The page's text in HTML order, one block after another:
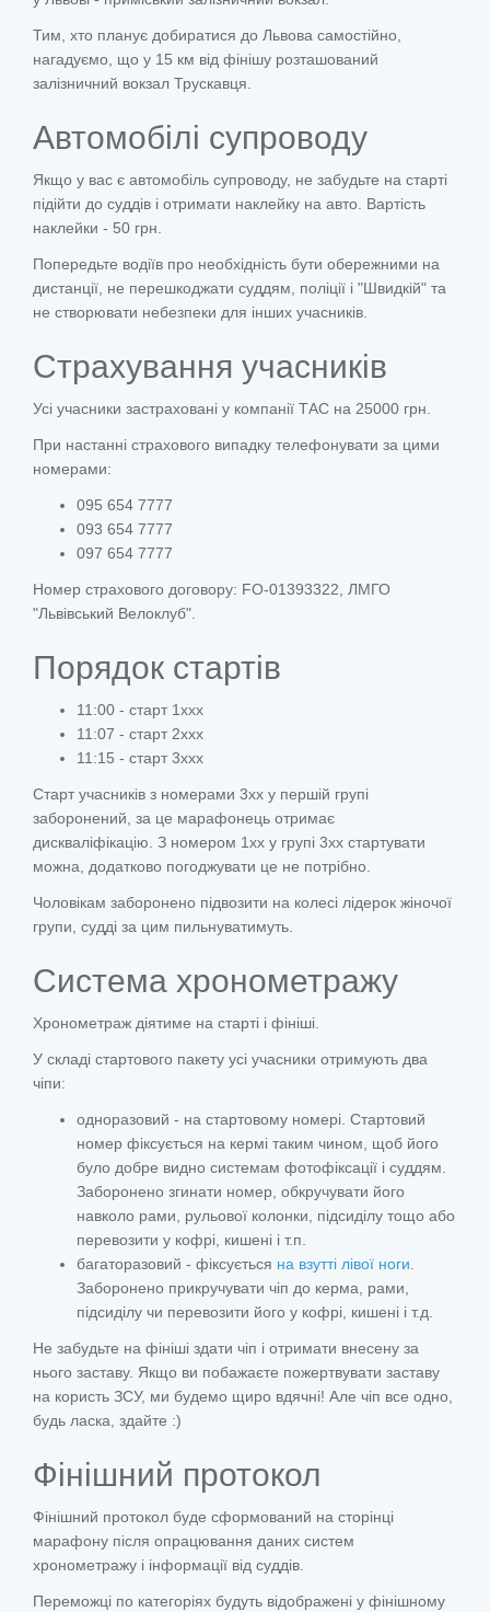
Тим, хто планує добиратися до Львова самостійно,
нагадуємо, що у 15 км від фінішу розташований
залізничний вокзал Трускавця.
Автомобілі супроводу
Якщо у вас є автомобіль супроводу, не забудьте на старті
підійти до суддів і отримати наклейку на авто. Вартість
наклейки - 50 грн.
Попередьте водіїв про необхідність бути обережними на
дистанції, не перешкоджати суддям, поліції і "Швидкій" та
не створювати небезпеки для інших учасників.
Страхування учасників
Усі учасники застраховані у компанії ТАС на 25000 грн.
При настанні страхового випадку телефонувати за цими
номерами:
095 654 7777
093 654 7777
097 654 7777
Номер страхового договору: FO-01393322, ЛМГО
"Львівський Велоклуб".
Порядок стартів
11:00 - старт 1ххх
11:07 - старт 2ххх
11:15 - старт 3ххх
Старт учасників з номерами 3хх у першій групі
заборонений, за це марафонець отримає
дискваліфікацію. З номером 1хх у групі 3хх стартувати
можна, додатково погоджувати це не потрібно.
Чоловікам заборонено підвозити на колесі лідерок жіночої
групи, судді за цим пильнуватимуть.
Система хронометражу
Хронометраж діятиме на старті і фініші.
У складі стартового пакету усі учасники отримують два
чіпи:
одноразовий - на стартовому номері. Стартовий
номер фіксується на кермі таким чином, щоб його
було добре видно системам фотофіксації і суддям.
Заборонено згинати номер, обкручувати його
навколо рами, рульової колонки, підсиділу тощо або
перевозити у кофрі, кишені і т.п.
багаторазовий - фіксується на взутті лівої ноги.
Заборонено прикручувати чіп до керма, рами,
підсиділу чи перевозити його у кофрі, кишені і т.д.
Не забудьте на фініші здати чіп і отримати внесену за
нього заставу. Якщо ви побажаєте пожертвувати заставу
на користь ЗСУ, ми будемо щиро вдячні! Але чіп все одно,
будь ласка, здайте :)
Фінішний протокол
Фінішний протокол буде сформований на сторінці
марафону після опрацювання даних систем
хронометражу і інформації від суддів.
Переможці по категоріях будуть відображені у фінішному